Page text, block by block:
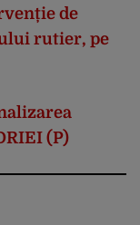
de
rutier, pe
(P)